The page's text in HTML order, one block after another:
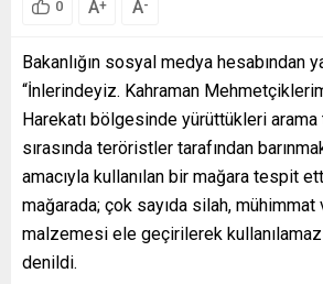
0 A+ A-
Bakanlığın sosyal medya hesabından
“İnlerindeyiz. Kahraman
Harekatı bölgesinde yürüttükleri
sırasında teröristler tarafından
amacıyla kullanılan bir mağara tespit
mağarada; çok sayıda silah, mühimmat
malzemesi ele geçirilerek
denildi.